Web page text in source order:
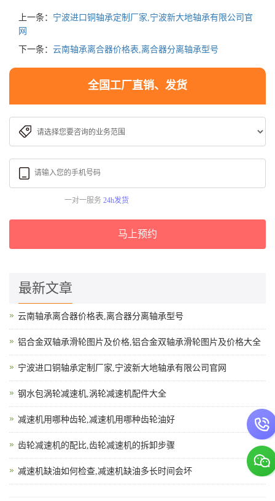
上一条： 宁波进口铜轴承定制厂家,宁波新大地轴承有限公司官
网
下一条： 云南轴承离合器价格表,离合器分离轴承型号
全国工厂直销、发货
一对一服务 24h发货
马上预约
最新文章
云南轴承离合器价格表,离合器分离轴承型号
铝合金双轴承滑轮图片及价格,铝合金双轴承滑轮图片及价格大全
宁波进口铜轴承定制厂家,宁波新大地轴承有限公司官网
钢水包涡轮减速机,涡轮减速机配件大全
减速机用哪种齿轮,减速机用哪种齿轮油好
齿轮减速机的配比,齿轮减速机的拆卸步骤
减速机缺油如何检查,减速机缺油多长时间会坏